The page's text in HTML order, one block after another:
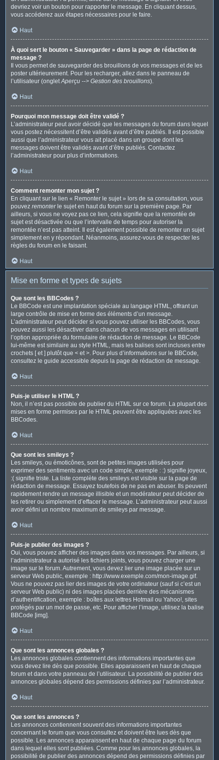
devriez voir un bouton pour rapporter le message. En cliquant dessus,
vous accéderez aux étapes nécessaires pour le faire.
Haut
À quoi sert le bouton « Sauvegarder » dans la page de rédaction de
message ?
Il vous permet de sauvegarder des brouillons de vos messages et de les
poster ultérieurement. Pour les recharger, allez dans le panneau de
l’utilisateur (ongletAperçu --> Gestion des brouillons).
Haut
Pourquoi mon message doit être validé ?
L’administrateur peut avoir décidé que les messages du forum dans lequel
vous postez nécessitent d’être validés avant d’être publiés. Il est possible
aussi que l’administrateur vous ait placé dans un groupe dont les
messages doivent être validés avant d’être publiés. Contactez
l’administrateur pour plus d’informations.
Haut
Comment remonter mon sujet ?
En cliquant sur le lien « Remonter le sujet » lors de sa consultation, vous
pouvez remonterle sujet en haut du forum sur la première page. Par
ailleurs, si vous ne voyez pas ce lien, cela signifie que la remontée de
sujet est désactivée ou que l’intervalle de temps pour autoriser la
remontée n’est pas atteint. Il est également possible de remonter un sujet
simplement en y répondant. Néanmoins, assurez-vous de respecter les
règles du forum en le faisant.
Haut
Mise en forme et types de sujets
Que sont les BBCodes ?
Le BBCode est une implantation spéciale au langage HTML, offrant un
large contrôle de mise en forme des éléments d’un message.
L’administrateur peut décider si vous pouvez utiliser les BBCodes, vous
pouvez aussi les désactiver dans chacun de vos messages en utilisant
l’option appropriée du formulaire de rédaction de message. Le BBCode
lui-même est similaire au style HTML, mais les balises sont incluses entre
crochets [ et ] plutôt que < et >. Pour plus d’informations sur le BBCode,
consultez le guide accessible depuis la page de rédaction de message.
Haut
Puis-je utiliser le HTML ?
Non, il n’est pas possible de publier du HTML sur ce forum. La plupart des
mises en forme permises par le HTML peuvent être appliquées avec les
BBCodes.
Haut
Que sont les smileys ?
Les smileys, ou émoticônes, sont de petites images utilisées pour
exprimer des sentiments avec un code simple, exemple : :) signifie joyeux,
:( signifie triste. La liste complète des smileys est visible sur la page de
rédaction de message. Essayez toutefois de ne pas en abuser. Ils peuvent
rapidement rendre un message illisible et un modérateur peut décider de
les retirer ou simplement d’effacer le message. L’administrateur peut aussi
avoir défini un nombre maximum de smileys par message.
Haut
Puis-je publier des images ?
Oui, vous pouvez afficher des images dans vos messages. Par ailleurs, si
l’administrateur a autorisé les fichiers joints, vous pouvez charger une
image sur le forum. Autrement, vous devez lier une image placée sur un
serveur Web public, exemple : http://www.exemple.com/mon-image.gif.
Vous ne pouvez pas lier des images de votre ordinateur (sauf si c’est un
serveur Web public) ni des images placées derrière des mécanismes
d’authentification, exemple : boîtes aux lettres Hotmail ou Yahoo!, sites
protégés par un mot de passe, etc. Pour afficher l’image, utilisez la balise
BBCode [img].
Haut
Que sont les annonces globales ?
Les annonces globales contiennent des informations importantes que
vous devez lire dès que possible. Elles apparaissent en haut de chaque
forum et dans votre panneau de l’utilisateur. La possibilité de publier des
annonces globales dépend des permissions définies par l’administrateur.
Haut
Que sont les annonces ?
Les annonces contiennent souvent des informations importantes
concernant le forum que vous consultez et doivent être lues dès que
possible. Les annonces apparaissent en haut de chaque page du forum
dans lequel elles sont publiées. Comme pour les annonces globales, la
possibilité de publier des annonces dépend des permissions définies par